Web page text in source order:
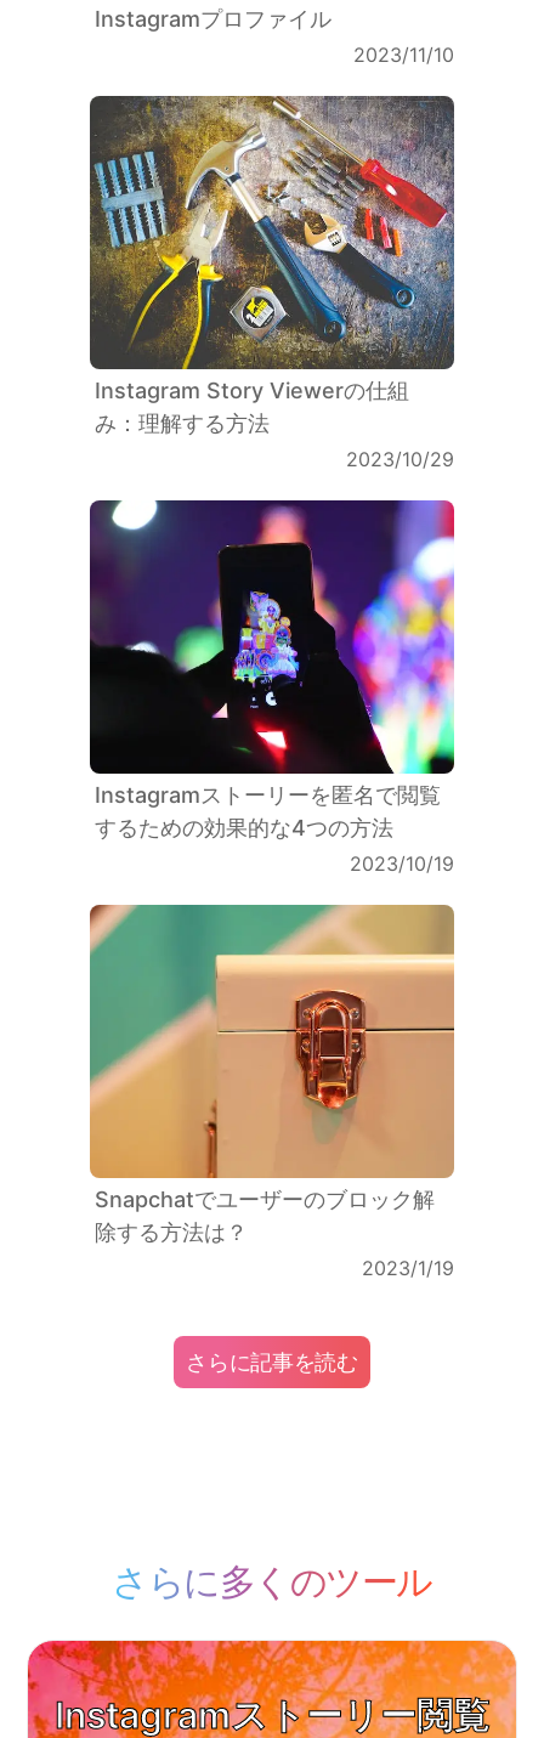
Instagramプロファイル
2023/11/10
Instagram Story Viewerの仕組
み：理解する方法
2023/10/29
Instagramストーリーを匿名で閲覧
するための効果的な4つの方法
2023/10/19
Snapchatでユーザーのブロック解
除する方法は？
2023/1/19
さらに記事を読む
さらに多くのツール
Instagramストーリー閲覧